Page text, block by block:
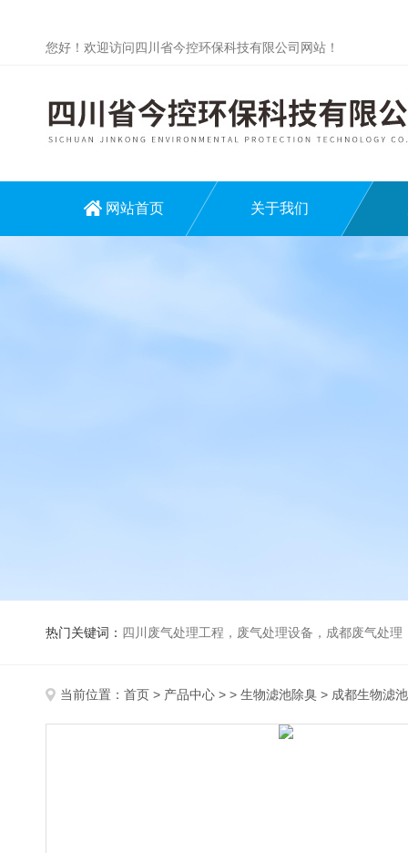
您好！欢迎访问四川省今控环保科技有限公司网站！
网站首页 关于我们
热门关键词： 四川废气处理工程，废气处理设备，成都废气处理，巴歇尔槽，活性炭除
当前位置： 首页 > 产品中心 > > 生物滤池除臭 > 成都生物滤